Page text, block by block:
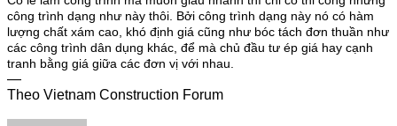
công trình dạng như này thôi. Bởi công trình dạng này nó có hàm
lượng chất xám cao, khó định giá cũng như bóc tách đơn thuần như
các công trình dân dụng khác, để mà chủ đầu tư ép giá hay cạnh
tranh bằng giá giữa các đơn vị với nhau.
—
Theo Vietnam Construction Forum